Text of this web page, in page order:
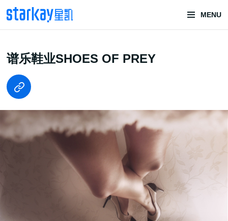
MENU
头部潮玩
技术服务商
潮玩技术解决方案
头部潮玩盲盒/谷子卡牌/二次元手办抽赏开发
谱乐鞋业SHOES OF PREY